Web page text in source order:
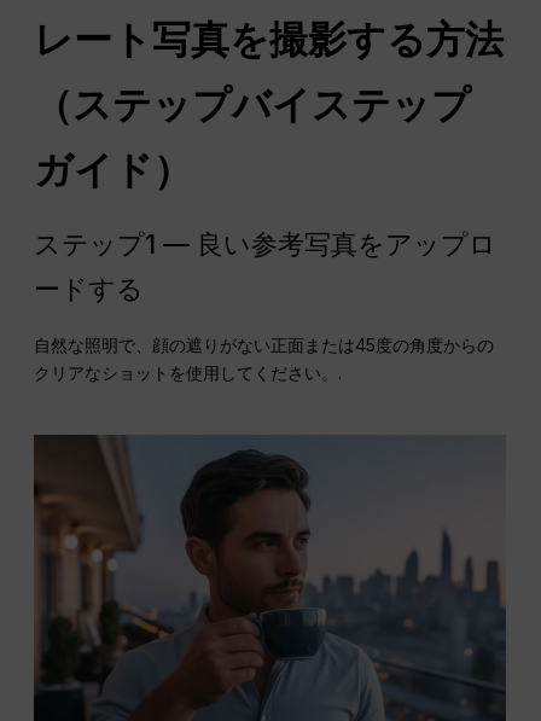
レート写真を撮影する方法
（ステップバイステップ
ガイド）
ステップ1 — 良い参考写真をアップロ
ードする
自然な照明で、顔の遮りがない正面または45度の角度からの
クリアなショットを使用してください。.